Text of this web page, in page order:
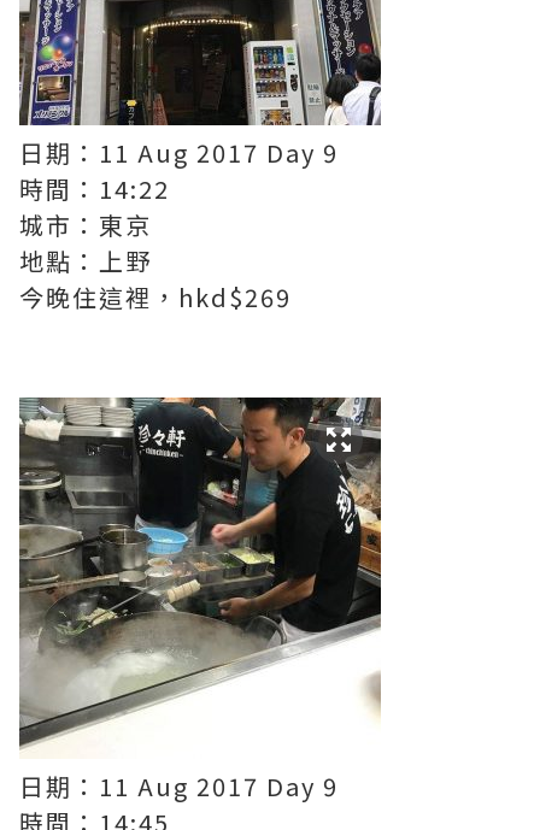
日期：11 Aug 2017 Day 9
時間：14:22
城市：東京
地點：上野
今晚住這裡，hkd$269
日期：11 Aug 2017 Day 9
時間：14:45